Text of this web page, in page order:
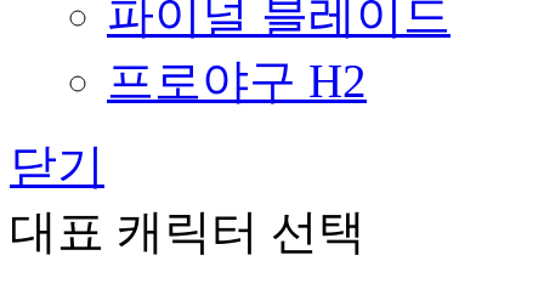
파이널 블레이드
프로야구 H2
닫기
대표 캐릭터 선택